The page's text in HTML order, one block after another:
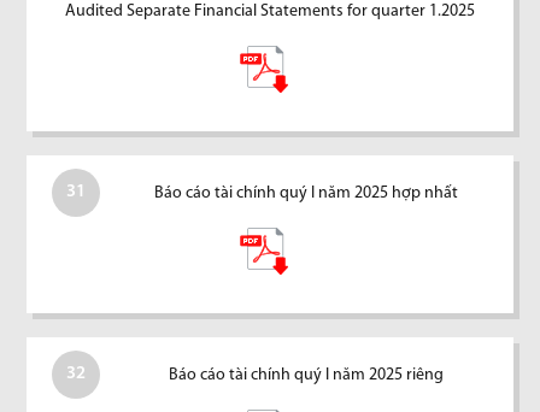
Audited Separate Financial Statements for quarter 1.2025
31 Báo cáo tài chính quý I năm 2025 hợp nhất
32 Báo cáo tài chính quý I năm 2025 riêng